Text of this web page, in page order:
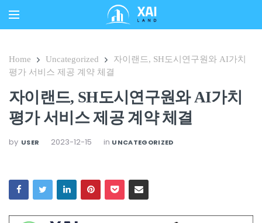
Home Uncategorized
자이랜드, SH도시연구원와 AI가치
평가 서비스 제공 계약 체결
자이랜드, SH도시연구원와 AI가치
평가 서비스 제공 계약 체결
by USER 2023-12-15 in UNCATEGORIZED